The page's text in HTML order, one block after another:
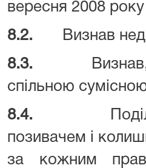
вересня 2008
8.2.
Визнав
8.3.
спільною
8.4.
позивачем і
за кожним